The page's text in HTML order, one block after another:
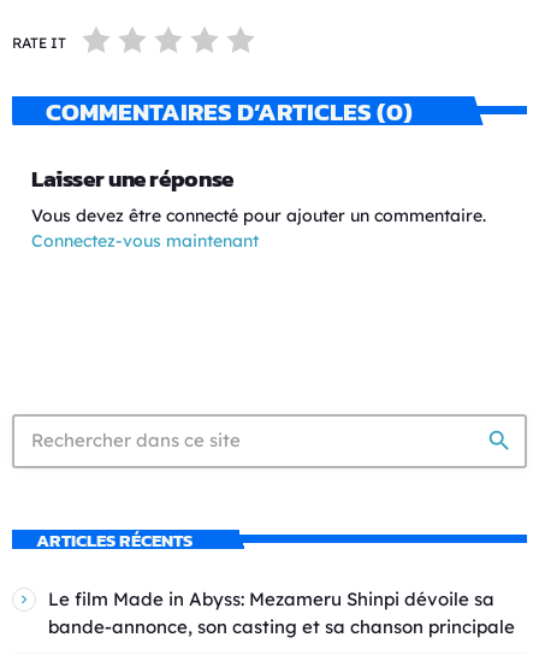
RATE IT
COMMENTAIRES D’ARTICLES (0)
Laisser une réponse
Vous devez être connecté pour ajouter un commentaire.
Connectez-vous maintenant
search
ARTICLES RÉCENTS
Le film Made in Abyss: Mezameru Shinpi dévoile sa
bande-annonce, son casting et sa chanson principale